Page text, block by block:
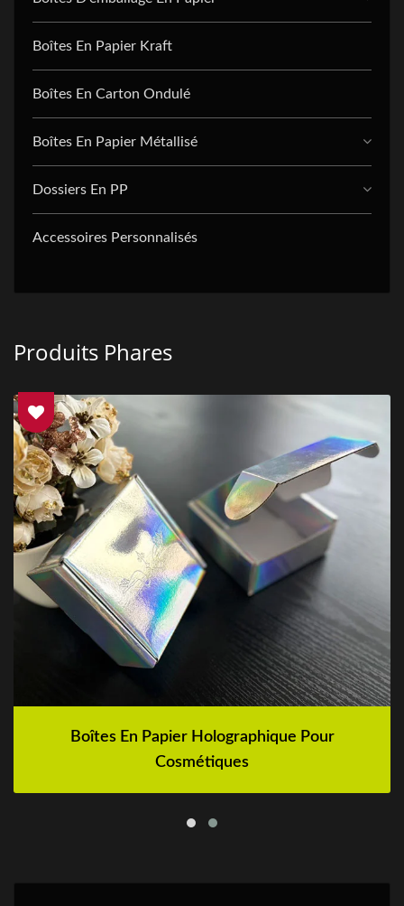
Boîtes En Papier Kraft
Boîtes En Carton Ondulé
Boîtes En Papier Métallisé
Dossiers En PP
Accessoires Personnalisés
Produits Phares
Boîtes En Papier Holographique Pour
Cosmétiques